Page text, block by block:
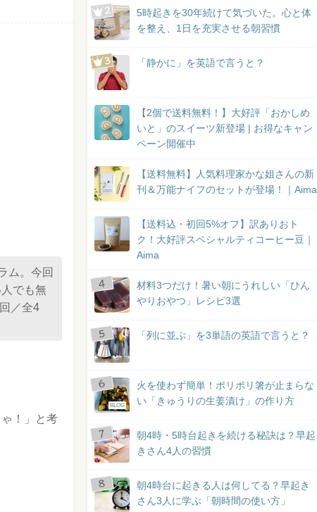
ム。今回
でも無
／全4
！」と考
5時起きを30年続けて気づいた。心と体
を整え、1日を充実させる朝習慣
「静かに」を英語で言うと？
【2個で送料無料！】大好評「おかしめ
いと」のスイーツ新登場 | お得なキャン
ペーン開催中
【送料無料】人気料理家かな姐さんの新
刊＆万能ナイフのセットが登場！｜Aima
【送料込・初回5%オフ】訳ありおト
ク！大好評スペシャルティコーヒー豆｜
Aima
材料3つだけ！暑い朝にうれしい「ひん
やりおやつ」レシピ3選
「列に並ぶ」を3単語の英語で言うと？
BLOG
火を使わず簡単！ポリポリ箸が止まらな
い「きゅうりの生姜漬け」の作り方
朝4時・5時台起きを続ける秘訣は？早起
きさん4人の習慣
朝4時台に起きる人は何してる？早起き
さん3人に学ぶ「朝時間の使い方」